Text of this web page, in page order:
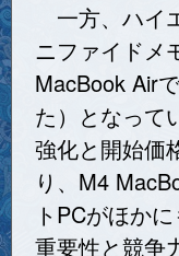
一方、ハイ
ニファイドメ
MacBook Air
た）となって
強化と開始価
り、M4
トPCがほか
重要性と競争